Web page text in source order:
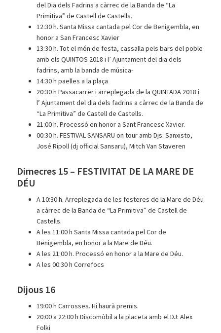
del Dia dels Fadrins a càrrec de la Banda de “La
Primitiva” de Castell de Castells.
12:30 h. Santa Missa cantada pel Cor de Benigembla, en
honor a San Francesc Xavier
13:30 h. Tot el món de festa, cassalla pels bars del poble
amb els QUINTOS 2018 i l’ Ajuntament del dia dels
fadrins, amb la banda de música-
14:30 h paelles a la plaça
20:30 h Passacarrer i arreplegada de la QUINTADA 2018 i
l’ Ajuntament del dia dels fadrins a càrrec de la Banda de
“La Primitiva” de Castell de Castells.
21:00 h. Processó en honor a Sant Francesc Xavier.
00:30 h. FESTIVAL SANSARU on tour amb Djs: Sanxisto,
José Ripoll (dj official Sansaru), Mitch Van Staveren
Dimecres 15 – FESTIVITAT DE LA MARE DE
DÉU
A 10:30 h. Arreplegada de les festeres de la Mare de Déu
a càrrec de la Banda de “La Primitiva” de Castell de
Castells.
A les 11:00 h Santa Missa cantada pel Cor de
Benigembla, en honor a la Mare de Déu.
A les 21:00 h. Processó en honor a la Mare de Déu.
A les 00:30 h Correfocs
Dijous 16
19:00 h Carrosses. Hi haurà premis.
20:00 a 22:00 h Discomòbil a la placeta amb el DJ: Alex
Folki